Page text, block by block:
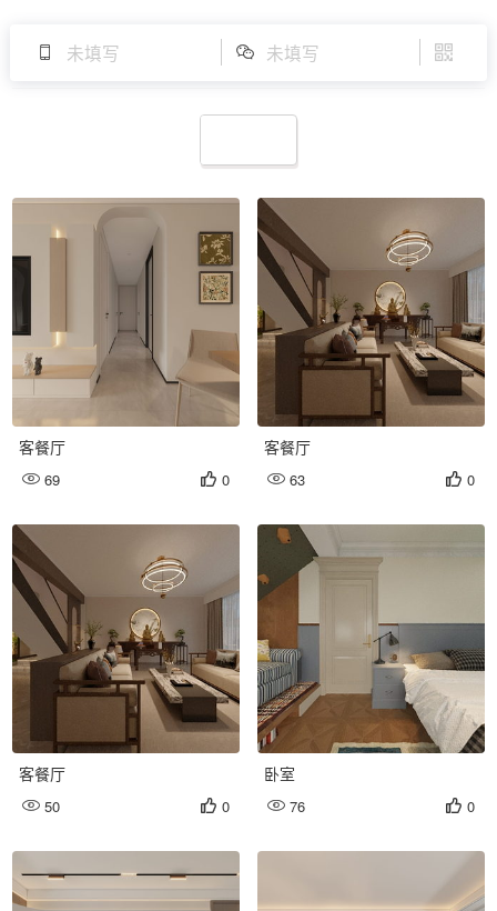
 未填写  未填写 
全景案例展示
客餐厅
 69  0
客餐厅
 63  0
客餐厅
 50  0
卧室
 76  0